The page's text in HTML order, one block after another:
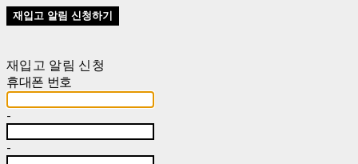
재입고 알림 신청하기
재입고 알림 신청
휴대폰 번호
-
-